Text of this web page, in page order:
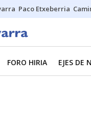
Paco Etxeberria
FORO HIRIA EJES DE